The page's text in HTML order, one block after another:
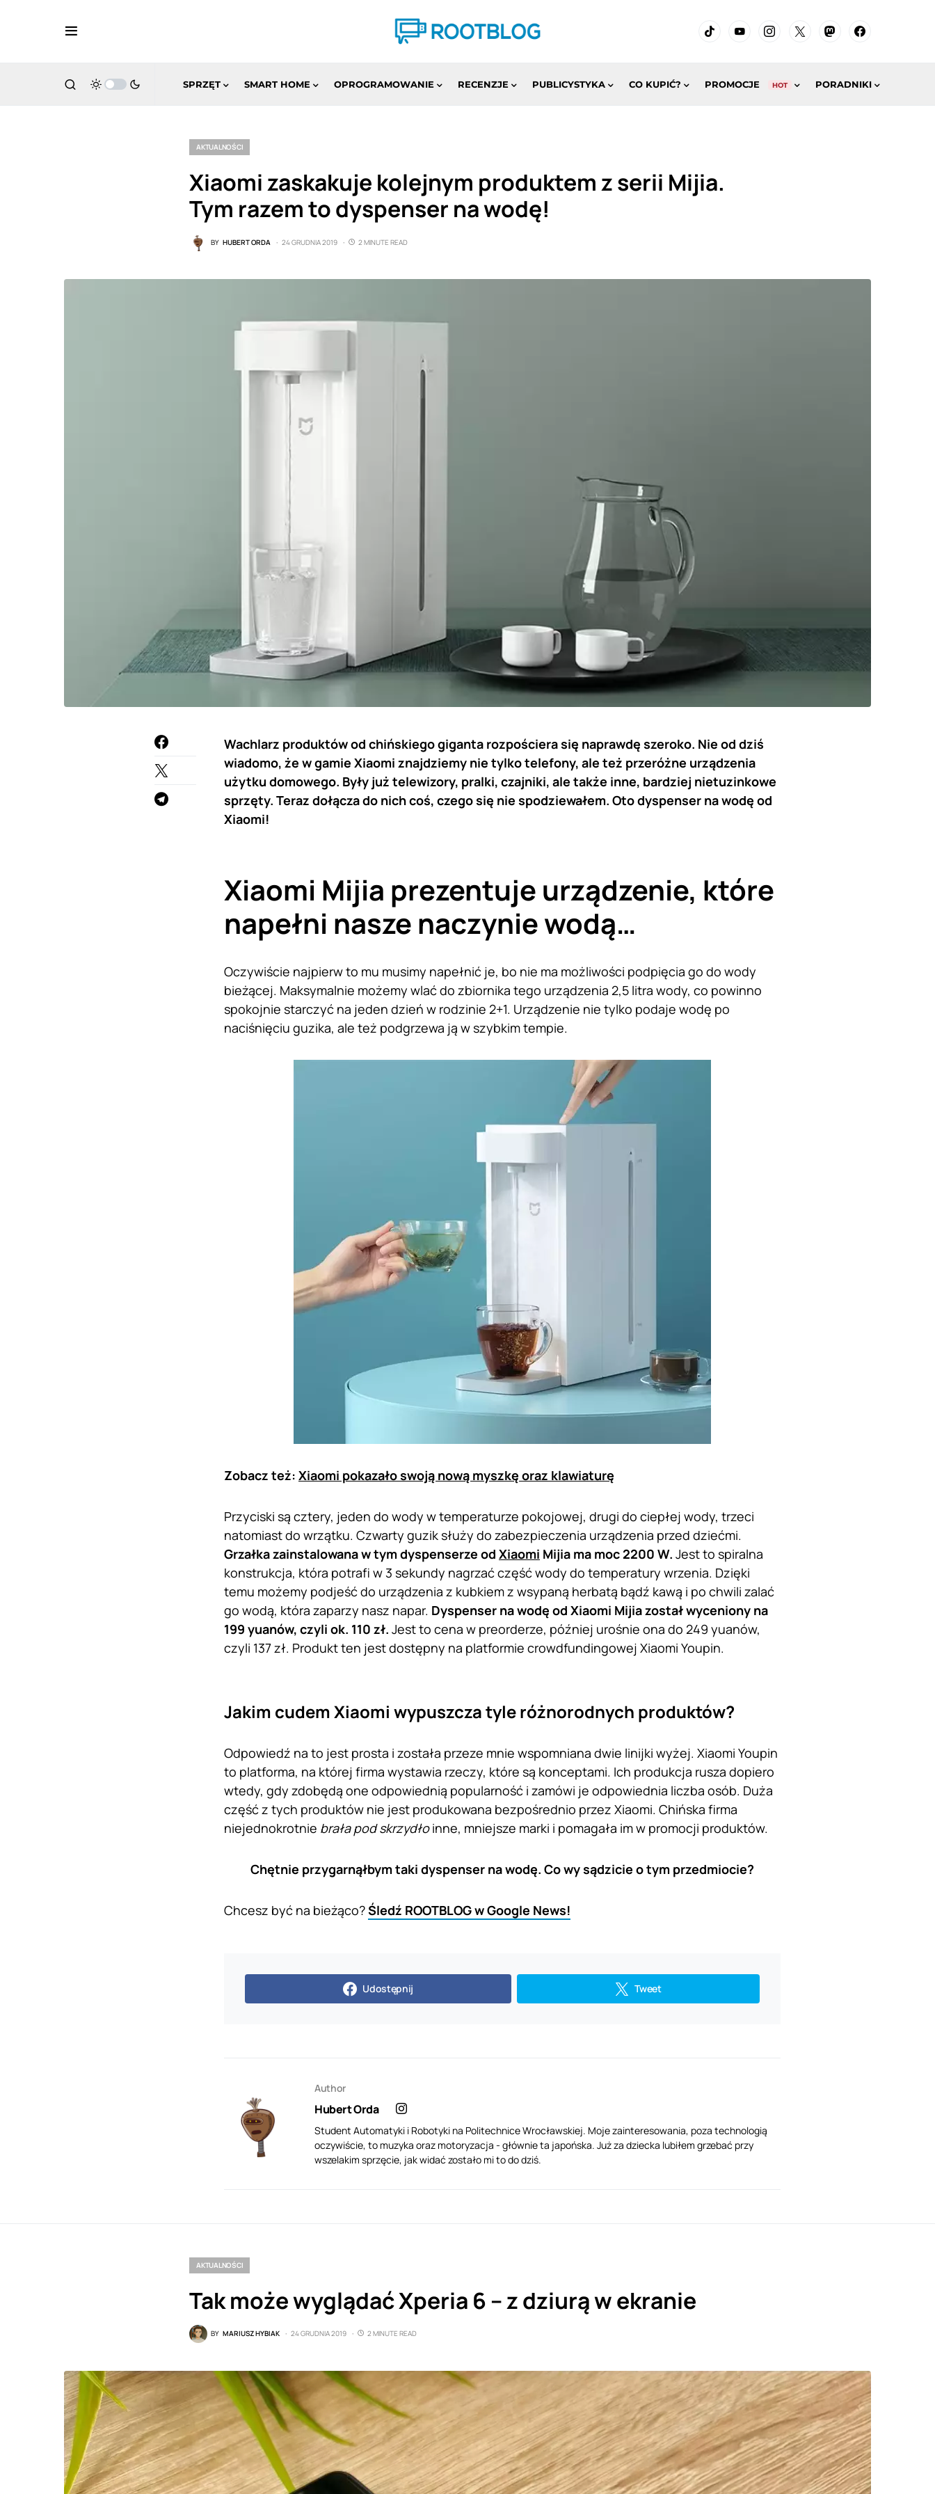
SPRZĘT SMART HOME OPROGRAMOWANIE RECENZJE PUBLICYSTYKA CO KUPIĆ? PROMOCJE HOT PORADNIKI
AKTUALNOŚCI
Xiaomi zaskakuje kolejnym produktem z serii Mijia.
Tym razem to dyspenser na wodę!
BY HUBERT ORDA 24 GRUDNIA 2019 2 MINUTE READ
Wachlarz produktów od chińskiego giganta rozpościera się naprawdę szeroko. Nie od dziś
wiadomo, że w gamie Xiaomi znajdziemy nie tylko telefony, ale też przeróżne urządzenia
użytku domowego. Były już telewizory, pralki, czajniki, ale także inne, bardziej nietuzinkowe
sprzęty. Teraz dołącza do nich coś, czego się nie spodziewałem. Oto dyspenser na wodę od
Xiaomi!
Xiaomi Mijia prezentuje urządzenie, które
napełni nasze naczynie wodą…
Oczywiście najpierw to mu musimy napełnić je, bo nie ma możliwości podpięcia go do wody
bieżącej. Maksymalnie możemy wlać do zbiornika tego urządzenia 2,5 litra wody, co powinno
spokojnie starczyć na jeden dzień w rodzinie 2+1. Urządzenie nie tylko podaje wodę po
naciśnięciu guzika, ale też podgrzewa ją w szybkim tempie.
Zobacz też: Xiaomi pokazało swoją nową myszkę oraz klawiaturę
Przyciski są cztery, jeden do wody w temperaturze pokojowej, drugi do ciepłej wody, trzeci
natomiast do wrzątku. Czwarty guzik służy do zabezpieczenia urządzenia przed dziećmi.
Grzałka zainstalowana w tym dyspenserze od Xiaomi Mijia ma moc 2200 W. Jest to spiralna
konstrukcja, która potrafi w 3 sekundy nagrzać część wody do temperatury wrzenia. Dzięki
temu możemy podjeść do urządzenia z kubkiem z wsypaną herbatą bądź kawą i po chwili zalać
go wodą, która zaparzy nasz napar. Dyspenser na wodę od Xiaomi Mijia został wyceniony na
199 yuanów, czyli ok. 110 zł. Jest to cena w preorderze, później urośnie ona do 249 yuanów,
czyli 137 zł. Produkt ten jest dostępny na platformie crowdfundingowej Xiaomi Youpin.
Jakim cudem Xiaomi wypuszcza tyle różnorodnych produktów?
Odpowiedź na to jest prosta i została przeze mnie wspomniana dwie linijki wyżej. Xiaomi Youpin
to platforma, na której firma wystawia rzeczy, które są konceptami. Ich produkcja rusza dopiero
wtedy, gdy zdobędą one odpowiednią popularność i zamówi je odpowiednia liczba osób. Duża
część z tych produktów nie jest produkowana bezpośrednio przez Xiaomi. Chińska firma
niejednokrotnie brała pod skrzydłoinne, mniejsze marki i pomagała im w promocji produktów.
Chętnie przygarnąłbym taki dyspenser na wodę. Co wy sądzicie o tym przedmiocie?
Chcesz być na bieżąco?Śledź ROOTBLOG w Google News!
Udostępnij Tweet
Author
Hubert Orda
Student Automatyki i Robotyki na Politechnice Wrocławskiej. Moje zainteresowania, poza technologią
oczywiście, to muzyka oraz motoryzacja - głównie ta japońska. Już za dziecka lubiłem grzebać przy
wszelakim sprzęcie, jak widać zostało mi to do dziś.
AKTUALNOŚCI
Tak może wyglądać Xperia 6 – z dziurą w ekranie
BY MARIUSZ HYBIAK 24 GRUDNIA 2019 2 MINUTE READ